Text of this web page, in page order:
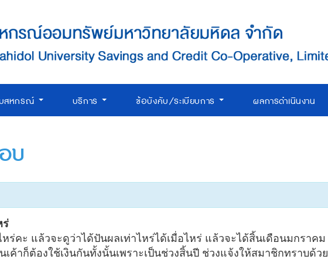
สหกรณ์ บริการ ข้อบังคับ/ระเบียบการ ผลการดำเนินงาน
บ
ร่
ร่คะ แล้วจะดูว่าได้ปันผลเท่าไหร่ได้เมื่อไหร่ แล้วจะได้สิ้นเดือนมกราคม
ค้าก็ต้องใช้เงินกันทั้งนั้นเพราะเป็นช่วงสิ้นปี ช่วงแจ้งให้สมาชิกทราบด้วย